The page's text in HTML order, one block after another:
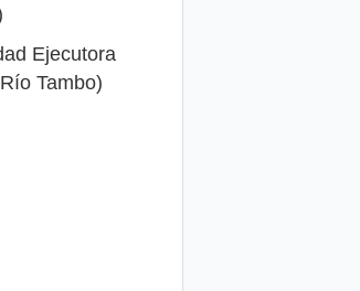
Ejecutora
Tambo)